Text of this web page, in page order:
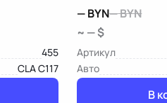
455
CLA C117
—BYN—BYN
~ — $
Артикул
Авто
В